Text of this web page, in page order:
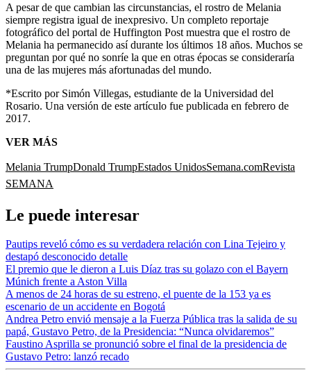
A pesar de que cambian las circunstancias, el rostro de Melania
siempre registra igual de inexpresivo. Un completo reportaje
fotográfico del portal de Huffington Post muestra que el rostro de
Melania ha permanecido así durante los últimos 18 años. Muchos se
preguntan por qué no sonríe la que en otras épocas se consideraría
una de las mujeres más afortunadas del mundo.
*Escrito por Simón Villegas, estudiante de la Universidad del
Rosario. Una versión de este artículo fue publicada en febrero de
2017.
VER MÁS
Melania TrumpDonald TrumpEstados UnidosSemana.comRevista
SEMANA
Le puede interesar
Pautips reveló cómo es su verdadera relación con Lina Tejeiro y
destapó desconocido detalle
El premio que le dieron a Luis Díaz tras su golazo con el Bayern
Múnich frente a Aston Villa
A menos de 24 horas de su estreno, el puente de la 153 ya es
escenario de un accidente en Bogotá
Andrea Petro envió mensaje a la Fuerza Pública tras la salida de su
papá, Gustavo Petro, de la Presidencia: “Nunca olvidaremos”
Faustino Asprilla se pronunció sobre el final de la presidencia de
Gustavo Petro: lanzó recado